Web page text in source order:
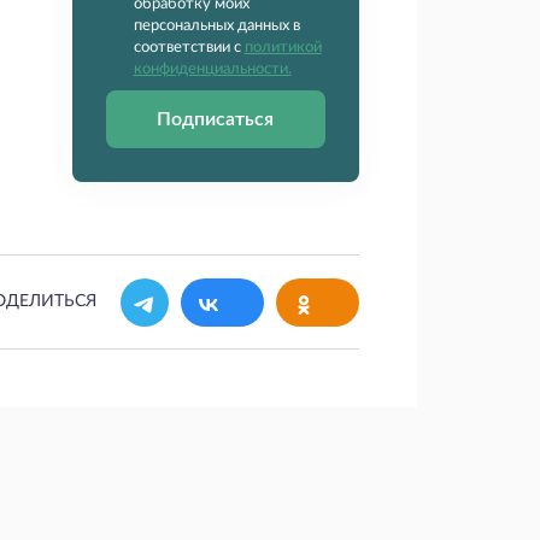
обработку моих
персональных данных в
соответствии с политикой
конфиденциальности.
Подписаться